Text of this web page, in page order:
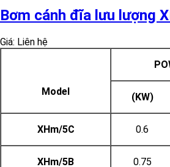
Bơm cánh đĩa lưu lượng
Giá: Liên hệ
Model (KW)
XHm/5C 0.6
XHm/5B 0.75